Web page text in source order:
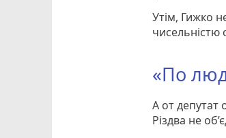
Утім, Гижко
чисельністю
«По
А от депутат
Різдва не